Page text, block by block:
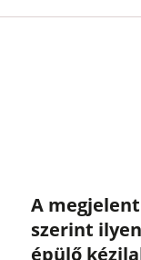
A
szerint
épülő